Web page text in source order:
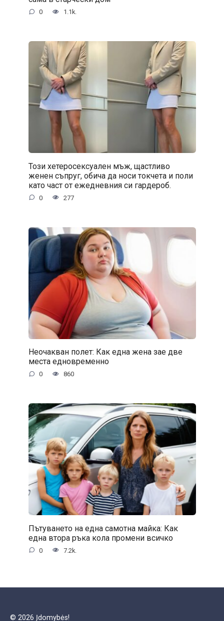
0 1.1k.
Този хетеросексуален мъж, щастливо
женен съпруг, обича да носи токчета и поли
като част от ежедневния си гардероб.
0 277
Неочакван полет: Как една жена зае две
места едновременно
0 860
Пътуването на една самотна майка: Как
една втора ръка кола промени всичко
0 7.2k.
© 2026 Įdomybės!